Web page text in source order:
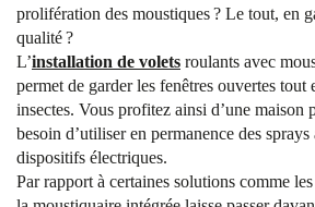
prolifération des moustiques ? Le tout, en
qualité ?
L’installation de volets roulants avec
permet de garder les fenêtres ouvertes tout
insectes. Vous profitez ainsi d’une maison
besoin d’utiliser en permanence des
dispositifs électriques.
Par rapport à certaines solutions comme